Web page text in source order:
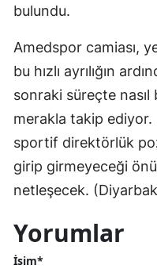
bulundu.
Amedspor camiası,
bu hızlı ayrılığın
sonraki süreçte nasıl
merakla takip
sportif direktörlük
girip girmeyeceği
netleşecek.
Yorumlar
İsim*